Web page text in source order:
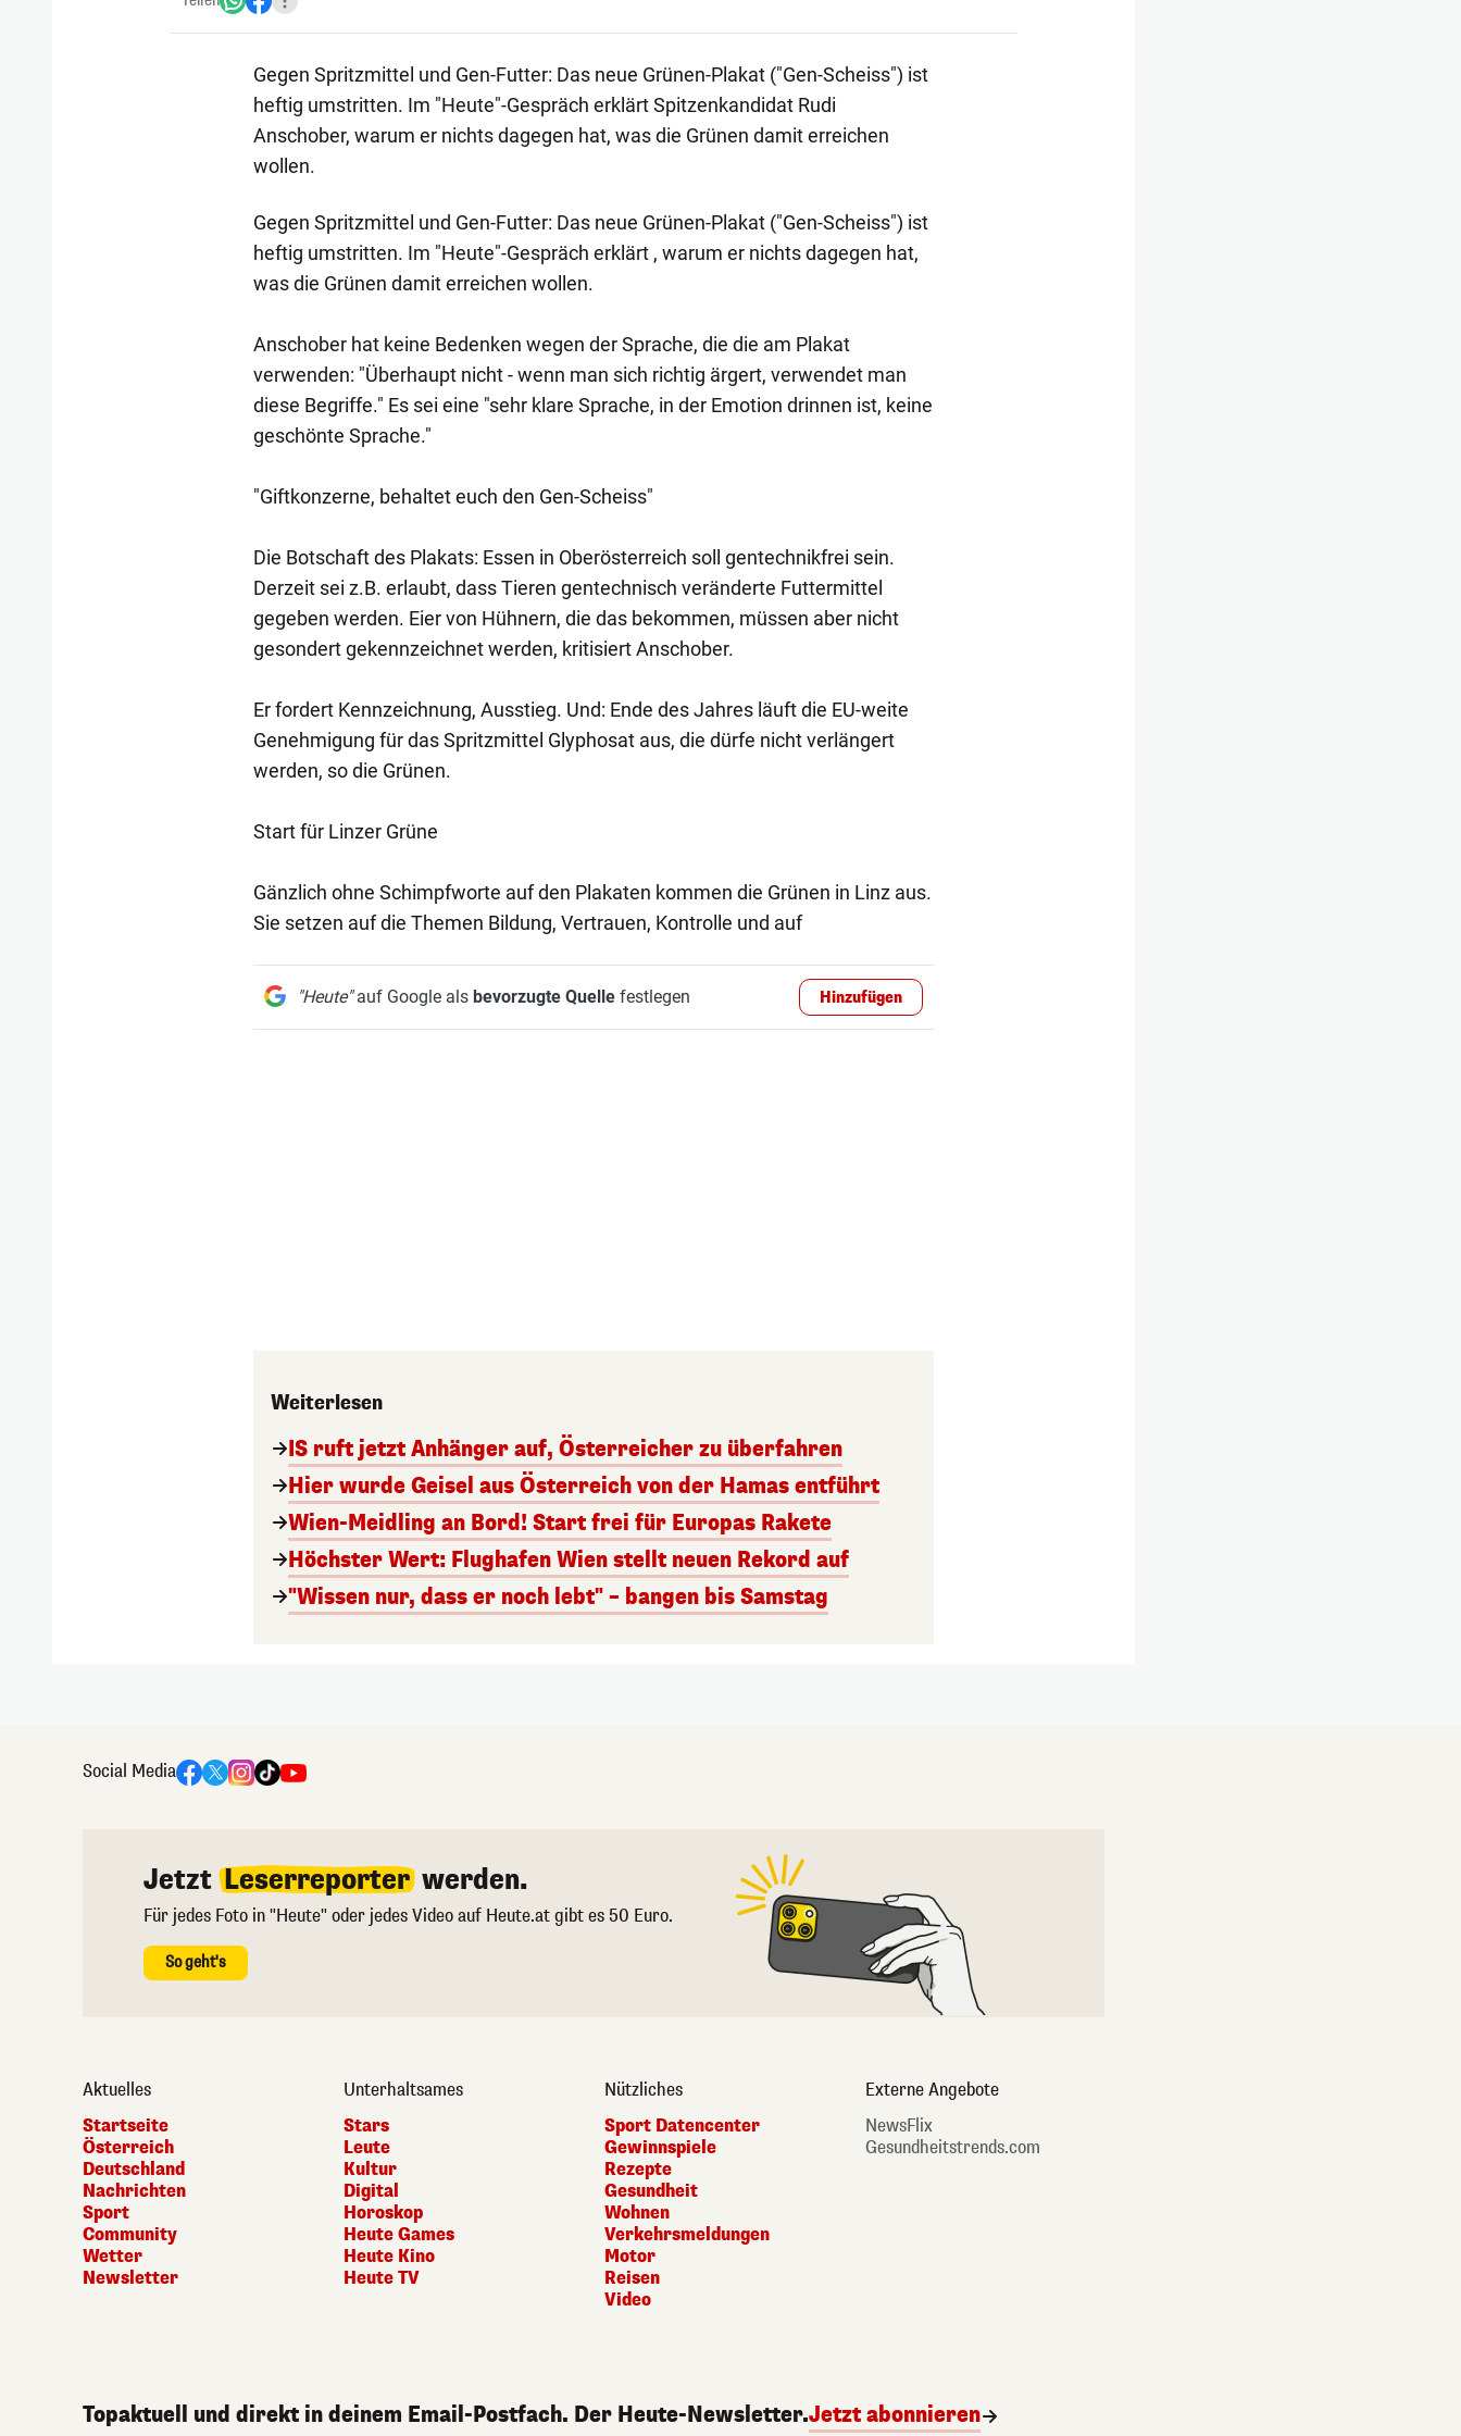
Gegen Spritzmittel und Gen-Futter: Das neue Grünen-Plakat ("Gen-Scheiss") ist
heftig umstritten. Im "Heute"-Gespräch erklärt Spitzenkandidat Rudi
Anschober, warum er nichts dagegen hat, was die Grünen damit erreichen
wollen.
Gegen Spritzmittel und Gen-Futter: Das neue Grünen-Plakat ("Gen-Scheiss") ist
heftig umstritten. Im "Heute"-Gespräch erklärt , warum er nichts dagegen hat,
was die Grünen damit erreichen wollen.
Anschober hat keine Bedenken wegen der Sprache, die die am Plakat
verwenden: "Überhaupt nicht - wenn man sich richtig ärgert, verwendet man
diese Begriffe." Es sei eine "sehr klare Sprache, in der Emotion drinnen ist, keine
geschönte Sprache."
"Giftkonzerne, behaltet euch den Gen-Scheiss"
Die Botschaft des Plakats: Essen in Oberösterreich soll gentechnikfrei sein.
Derzeit sei z.B. erlaubt, dass Tieren gentechnisch veränderte Futtermittel
gegeben werden. Eier von Hühnern, die das bekommen, müssen aber nicht
gesondert gekennzeichnet werden, kritisiert Anschober.
Er fordert Kennzeichnung, Ausstieg. Und: Ende des Jahres läuft die EU-weite
Genehmigung für das Spritzmittel Glyphosat aus, die dürfe nicht verlängert
werden, so die Grünen.
Start für Linzer Grüne
Gänzlich ohne Schimpfworte auf den Plakaten kommen die Grünen in Linz aus.
Sie setzen auf die Themen Bildung, Vertrauen, Kontrolle und auf
"Heute"auf Google als bevorzugte Quellefestlegen Hinzufügen
Weiterlesen
IS ruft jetzt Anhänger auf, Österreicher zu überfahren
Hier wurde Geisel aus Österreich von der Hamas entführt
Wien-Meidling an Bord! Start frei für Europas Rakete
Höchster Wert: Flughafen Wien stellt neuen Rekord auf
"Wissen nur, dass er noch lebt" – bangen bis Samstag
Social Media
Jetzt Leserreporter werden.
Für jedes Foto in "Heute" oder jedes Video auf Heute.at gibt es 50 Euro.
So geht's
Aktuelles
Startseite
Österreich
Deutschland
Nachrichten
Sport
Community
Wetter
Newsletter
Unterhaltsames
Stars
Leute
Kultur
Digital
Horoskop
Heute Games
Heute Kino
Heute TV
Nützliches
Sport Datencenter
Gewinnspiele
Rezepte
Gesundheit
Wohnen
Verkehrsmeldungen
Motor
Reisen
Video
Externe Angebote
NewsFlix
Gesundheitstrends.com
Topaktuell und direkt in deinem Email-Postfach. Der Heute-Newsletter.Jetzt abonnieren